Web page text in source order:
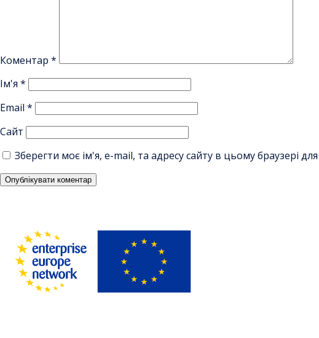
Коментар *
Ім'я *
Email *
Сайт
Зберегти моє ім'я, e-mail, та адресу сайту в цьому браузері